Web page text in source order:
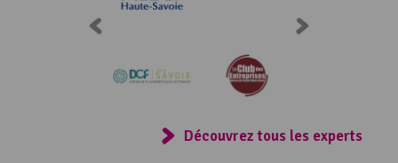
Découvrez tous les experts